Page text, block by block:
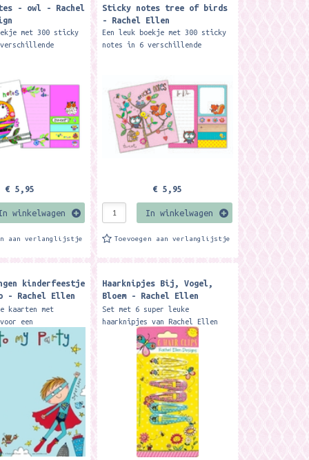
- owl - Rachel
met 300 sticky
€ 5,95
winkelwagen
aan verlanglijstje
Sticky notes tree of birds
- Rachel Ellen
Een leuk boekje met 300 sticky
notes in 6 verschillende
€ 5,95
In winkelwagen
Toevoegen aan verlanglijstje
kinderfeestje
- Rachel Ellen
kaarten met
een
Formaat: 14,9 x
Rachel Ellen
Haarknipjes Bij, Vogel,
Bloem - Rachel Ellen
Designs
Set met 6 super leuke
haarknipjes van Rachel Ellen
Designs. ( 2 x 3 designs )